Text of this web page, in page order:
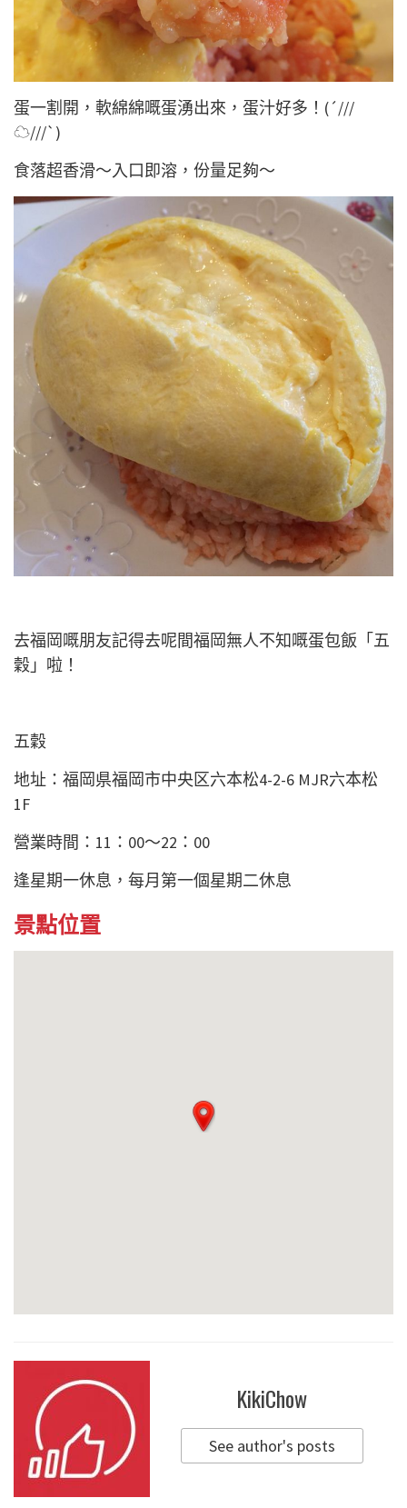
蛋一割開，軟綿綿嘅蛋湧出來，蛋汁好多！(´///
☁///`)
食落超香滑～入口即溶，份量足夠～
去福岡嘅朋友記得去呢間福岡無人不知嘅蛋包飯「五
穀」啦！
五穀
地址：福岡県福岡市中央区六本松4-2-6 MJR六本松
1F
營業時間：11：00～22：00
逢星期一休息，每月第一個星期二休息
景點位置
KikiChow
See author's posts